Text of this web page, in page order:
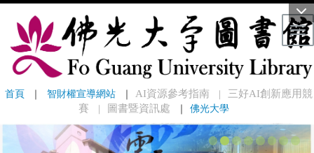
首頁 ｜ 智財權宣導網站 ｜ AI資源參考指南 ｜
三好AI創新應用競
賽
｜ 圖書暨資訊處 ｜ 佛光大學